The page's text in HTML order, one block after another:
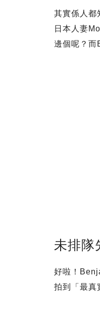
其實係人都
日本人妻
邊個呢？而
未排隊
好啦！
拍到「最真